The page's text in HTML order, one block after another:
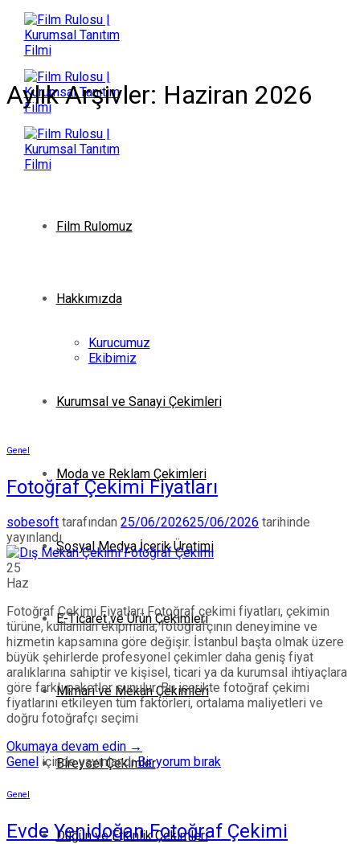
İçeriğe
atla
Film Rulomuz
Hakkımızda
Kurucumuz
Ekibimiz
Kurumsal ve Sanayi Çekimleri
Moda ve Reklam Çekimleri
Sosyal Medya İçerik Üretimi
E-Ticaret ve Ürün Çekimleri
Mimari ve Mekan Çekimleri
Bireysel Çekimler
Düğün ve Etkinlik Çekimleri
Aylık Arşivler: Haziran 2026
Genel
Fotoğraf Çekimi Fiyatları
sobesoft tarafından 25/06/202625/06/2026 tarihinde
yayınlandı
25
Haz
Fotoğraf Çekimi Fiyatları Fotoğraf çekimi fiyatları, çekimin
türüne, kullanılan ekipmana, fotoğrafçının deneyimine ve
hizmetin kapsamına göre değişir. İstanbul başta olmak üzere
büyük şehirlerde profesyonel çekimler daha geniş fiyat
aralıklarına sahiptir ve kişisel, ticari ya da kurumsal ihtiyaçlara
göre farklı paketler sunulur. Bu içerikte fotoğraf çekimi
fiyatlarını etkileyen tüm faktörleri, ortalama maliyetleri ve
doğru fotoğrafçı seçimi
Okumaya devam edin →
Genel içinde yayınlandıBir yorum bırak
Genel
Evde Yenidoğan Fotoğraf Çekimi